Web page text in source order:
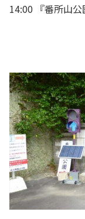
14:00 『番所山公